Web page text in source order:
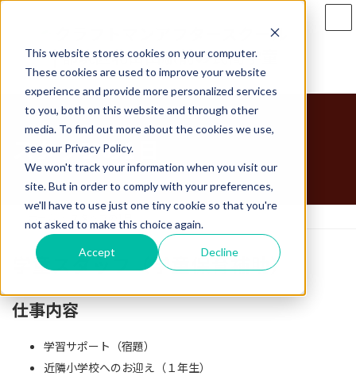
This website stores cookies on your computer.
These cookies are used to improve your website
experience and provide more personalized services
to you, both on this website and through other
media. To find out more about the cookies we use,
see our Privacy Policy.
We won't track your information when you visit our
site. But in order to comply with your preferences,
we'll have to use just one tiny cookie so that you're
not asked to make this choice again.
Accept Decline
コナ
スタッフの1日
学童スタッフ（学童保育補助）
仕事内容
学習サポート（宿題）
近隣小学校へのお迎え（１年生）